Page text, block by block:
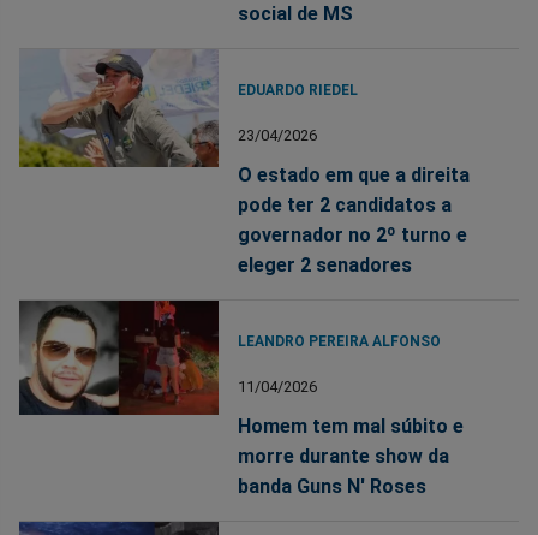
social de MS
EDUARDO RIEDEL
23/04/2026
O estado em que a direita
pode ter 2 candidatos a
governador no 2º turno e
eleger 2 senadores
LEANDRO PEREIRA ALFONSO
11/04/2026
Homem tem mal súbito e
morre durante show da
banda Guns N' Roses